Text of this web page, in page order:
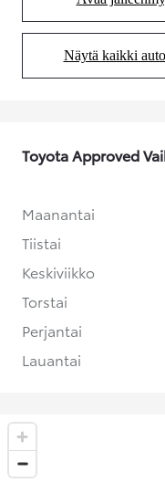
Näytä kaikki
Toyota Approved
Maanantai
Tiistai
Keskiviikko
Torstai
Perjantai
Lauantai